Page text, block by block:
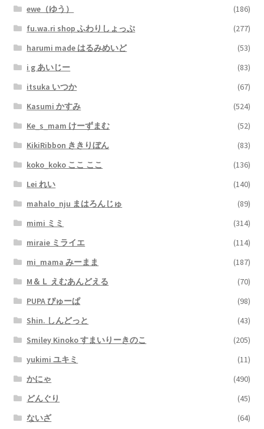
ewe（ゆう）
(186)
fu.wa.ri shop ふわりしょっぷ
(277)
harumi made はるみめいど
(53)
i g あいじー
(83)
itsuka いつか
(67)
Kasumi かすみ
(524)
Ke_s_mam けーずまむ
(52)
KikiRibbon ききりぼん
(83)
koko_koko ここ ここ
(136)
Lei れい
(140)
mahalo_nju まはろんじゅ
(89)
mimi ミミ
(314)
miraie ミライエ
(114)
mi_mama みーまま
(187)
M＆Ｌ えむあんどえる
(70)
PUPA ぴゅーぱ
(98)
Shin. しんどっと
(43)
Smiley Kinoko すまいりーきのこ
(205)
yukimi ユキミ
(11)
かにゃ
(490)
どんぐり
(45)
ないざ
(64)